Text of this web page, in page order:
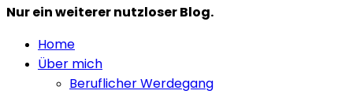
Nur ein weiterer nutzloser Blog.
Home
Über mich
Beruflicher Werdegang